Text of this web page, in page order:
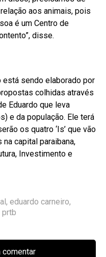
aos animais, pois
é um Centro de
disse.
está sendo elaborado por
colhidas através
Eduardo que leva
e da população. Ele terá
os quatro ‘Is’ que vão
capital paraibana,
Investimento e
, eduardo carneiro,
prtb
comentar